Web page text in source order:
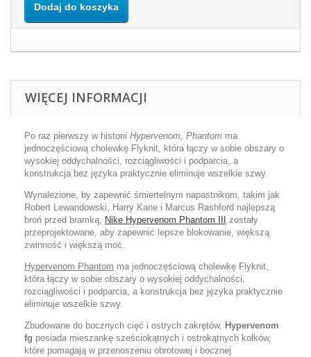
Dodaj do koszyka
WIĘCEJ INFORMACJI
Po raz pierwszy w historii Hypervenom, Phantom ma
jednoczęściową cholewkę Flyknit, która łączy w sobie obszary o
wysokiej oddychalności, rozciągliwości i podparcia, a
konstrukcja bez języka praktycznie eliminuje wszelkie szwy.
Wynalezione, by zapewnić śmiertelnym napastnikom, takim jak
Robert Lewandowski, Harry Kane i Marcus Rashford najlepszą
broń przed bramką, Nike Hypervenom Phantom III
zostały
przeprojektowane, aby zapewnić lepsze blokowanie, większą
zwinność i większą moc.
Hypervenom Phantom ma jednoczęściową cholewkę Flyknit,
która łączy w sobie obszary o wysokiej oddychalności,
rozciągliwości i podparcia, a konstrukcja bez języka praktycznie
eliminuje wszelkie szwy.
Zbudowane do bocznych cięć i ostrych zakrętów, Hypervenom
fg posiada mieszankę sześciokątnych i ostrokątnych kołków,
które pomagają w przenoszeniu obrotowej i bocznej